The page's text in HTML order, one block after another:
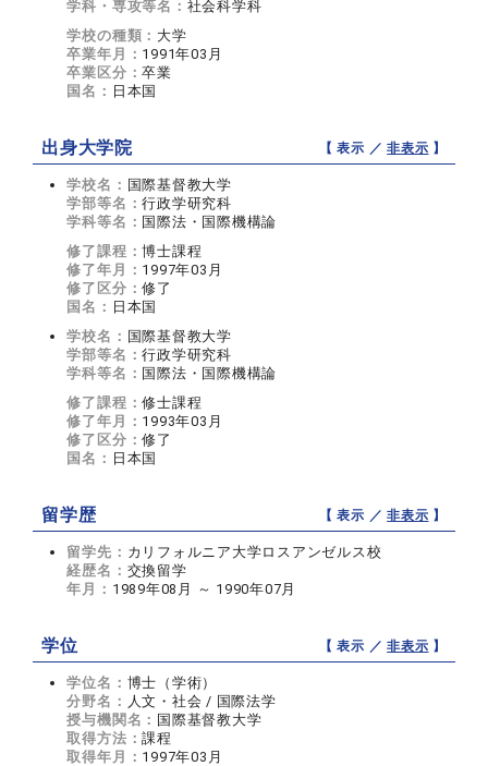
学科・専攻等名： 社会科学科
学校の種類： 大学
卒業年月： 1991年03月
卒業区分：卒業
国名： 日本国
出身大学院 【 表示 ／非表示 】
学校名： 国際基督教大学
学部等名：行政学研究科
学科等名： 国際法・国際機構論
修了課程：博士課程
修了年月： 1997年03月
修了区分：修了
国名： 日本国
学校名： 国際基督教大学
学部等名：行政学研究科
学科等名： 国際法・国際機構論
修了課程：修士課程
修了年月： 1993年03月
修了区分：修了
国名： 日本国
留学歴 【 表示 ／非表示 】
留学先： カリフォルニア大学ロスアンゼルス校
経歴名： 交換留学
年月： 1989年08月 ～ 1990年07月
学位 【 表示 ／非表示 】
学位名： 博士（学術）
分野名： 人文・社会 / 国際法学
授与機関名： 国際基督教大学
取得方法：課程
取得年月： 1997年03月